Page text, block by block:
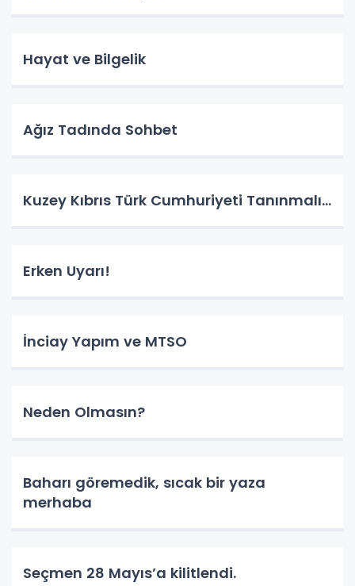
Hayat ve Bilgelik
Ağız Tadında Sohbet
Kuzey Kıbrıs Türk Cumhuriyeti Tanınmalı…
Erken Uyarı!
İnciay Yapım ve MTSO
Neden Olmasın?
Baharı göremedik, sıcak bir yaza
merhaba
Seçmen 28 Mayıs’a kilitlendi.